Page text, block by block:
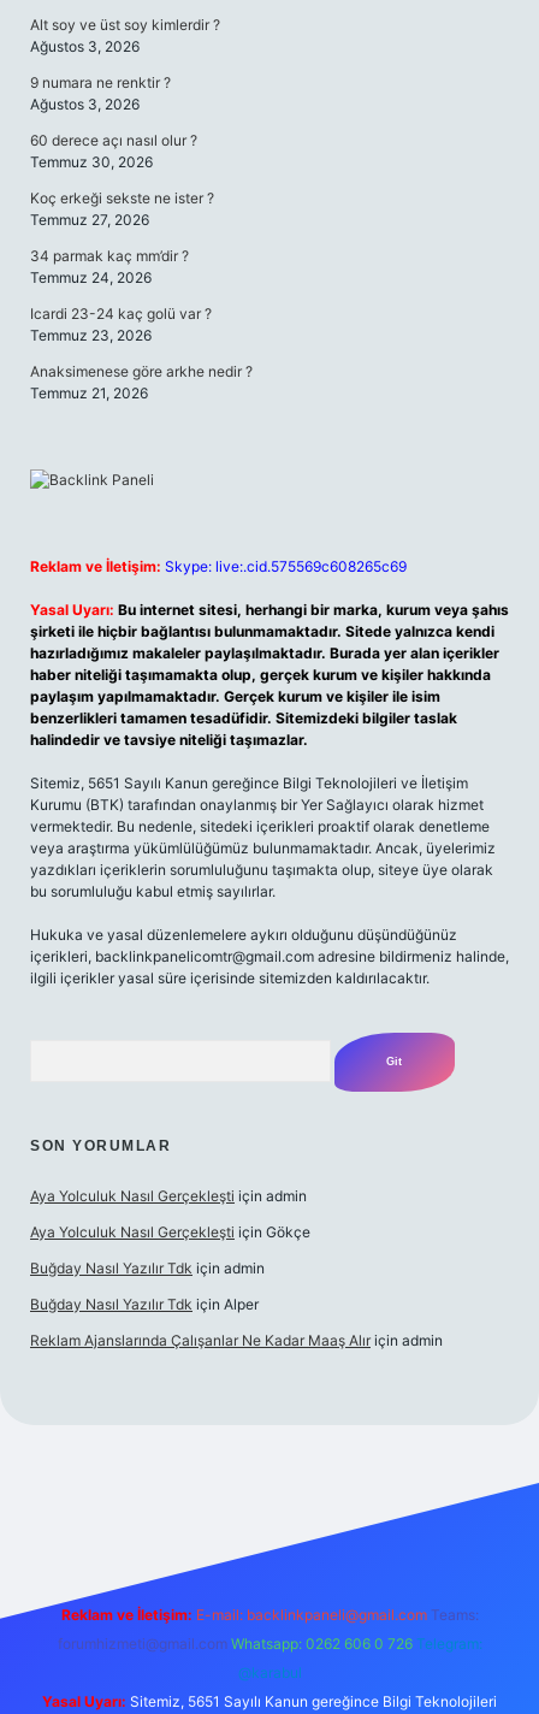
Alt soy ve üst soy kimlerdir ?
Ağustos 3, 2026
9 numara ne renktir ?
Ağustos 3, 2026
60 derece açı nasıl olur ?
Temmuz 30, 2026
Koç erkeği sekste ne ister ?
Temmuz 27, 2026
34 parmak kaç mm’dir ?
Temmuz 24, 2026
Icardi 23-24 kaç golü var ?
Temmuz 23, 2026
Anaksimenese göre arkhe nedir ?
Temmuz 21, 2026
Reklam ve İletişim: Skype: live:.cid.575569c608265c69
Yasal Uyarı: Bu internet sitesi, herhangi bir marka, kurum veya şahıs
şirketi ile hiçbir bağlantısı bulunmamaktadır. Sitede yalnızca kendi
hazırladığımız makaleler paylaşılmaktadır. Burada yer alan içerikler
haber niteliği taşımamakta olup, gerçek kurum ve kişiler hakkında
paylaşım yapılmamaktadır. Gerçek kurum ve kişiler ile isim
benzerlikleri tamamen tesadüfidir. Sitemizdeki bilgiler taslak
halindedir ve tavsiye niteliği taşımazlar.
Sitemiz, 5651 Sayılı Kanun gereğince Bilgi Teknolojileri ve İletişim
Kurumu (BTK) tarafından onaylanmış bir Yer Sağlayıcı olarak hizmet
vermektedir. Bu nedenle, sitedeki içerikleri proaktif olarak denetleme
veya araştırma yükümlülüğümüz bulunmamaktadır. Ancak, üyelerimiz
yazdıkları içeriklerin sorumluluğunu taşımakta olup, siteye üye olarak
bu sorumluluğu kabul etmiş sayılırlar.
Hukuka ve yasal düzenlemelere aykırı olduğunu düşündüğünüz
içerikleri, backlinkpanelicomtr@gmail.com adresine bildirmeniz halinde,
ilgili içerikler yasal süre içerisinde sitemizden kaldırılacaktır.
SON YORUMLAR
Aya Yolculuk Nasıl Gerçekleşti için admin
Aya Yolculuk Nasıl Gerçekleşti için Gökçe
Buğday Nasıl Yazılır Tdk için admin
Buğday Nasıl Yazılır Tdk için Alper
Reklam Ajanslarında Çalışanlar Ne Kadar Maaş Alır için admin
Reklam ve İletişim: E-mail: backlinkpaneli@gmail.com Teams:
forumhizmeti@gmail.com Whatsapp: 0262 606 0 726 Telegram:
@karabul
Yasal Uyarı: Sitemiz, 5651 Sayılı Kanun gereğince Bilgi Teknolojileri